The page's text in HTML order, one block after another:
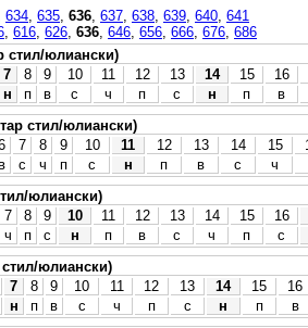
634 635 636 637 638 639 640 641
616 626 636 646 656 666 676 686
стил/юлиански)
7 8 9 10 11 12 13 14 15
16
н п в с ч п с н п
в
стил/юлиански)
7 8 9 10 11 12 13 14 15
с ч п с н п в с
ч
юлиански)
7 8 9 10 11 12 13 14 15
16
ч п с н п в с ч п
с
юлиански)
7 8 9 10 11 12 13 14 15
16
н п в с ч п с н п
в